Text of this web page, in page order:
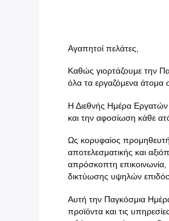
Αγαπητοί πελάτες,
Καθώς γιορτάζουμε την
όλα τα εργαζόμενα άτομα
Η Διεθνής Ημέρα Εργατών
και την αφοσίωση κάθε
Ως κορυφαίος
αποτελεσματικής και
απρόσκοπτη επικοινωνία,
δικτύωσης υψηλών
Αυτή την Παγκόσμια
προϊόντα και τις